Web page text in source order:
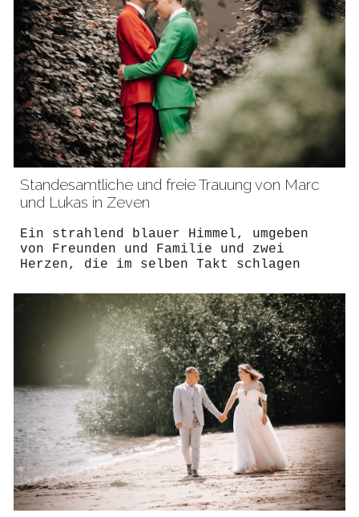
Standesamtliche und freie Trauung von Marc
und Lukas in Zeven
Ein strahlend blauer Himmel, umgeben
von Freunden und Familie und zwei
Herzen, die im selben Takt schlagen